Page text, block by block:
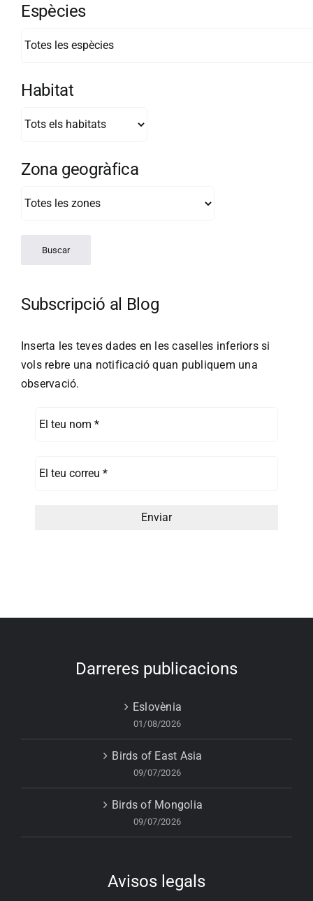
Espècies
Habitat
Zona geogràfica
Subscripció al Blog
Inserta les teves dades en les caselles inferiors si
vols rebre una notificació quan publiquem una
observació.
Darreres publicacions
Eslovènia
01/08/2026
Birds of East Asia
09/07/2026
Birds of Mongolia
09/07/2026
Avisos legals